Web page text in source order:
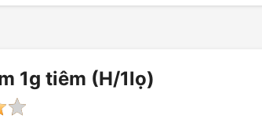
1g tiêm (H/1lọ)